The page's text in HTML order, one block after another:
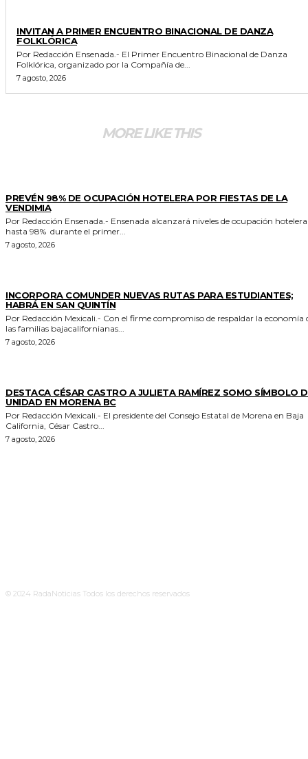
INVITAN A PRIMER ENCUENTRO BINACIONAL DE DANZA
FOLKLÓRICA
Por Redacción Ensenada.- El Primer Encuentro Binacional de Danza
Folklórica, organizado por la Compañía de...
7 agosto, 2026
MORE LIKE THIS
PREVÉN 98% DE OCUPACIÓN HOTELERA POR FIESTAS DE LA
VENDIMIA
Por Redacción Ensenada.- Ensenada alcanzará niveles de ocupación hotelera de
hasta 98% durante el primer...
7 agosto, 2026
INCORPORA COMUNDER NUEVAS RUTAS PARA ESTUDIANTES;
HABRÁ EN SAN QUINTÍN
Por Redacción Mexicali.- Con el firme compromiso de respaldar la economía de
las familias bajacalifornianas...
7 agosto, 2026
DESTACA CÉSAR CASTRO A JULIETA RAMÍREZ SOMO SÍMBOLO
UNIDAD EN MORENA BC
Por Redacción Mexicali.- El presidente del Consejo Estatal de Morena en Baja
California, César Castro...
7 agosto, 2026
© 2024 RadaNoticias Todos los derechos reservados